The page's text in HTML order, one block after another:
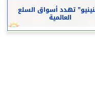
تهدد أسواق السلع
العالمية